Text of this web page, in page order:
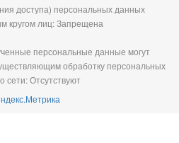
доступа) персональных данных
кругом лиц: Запрещена
персональные данные могут
обработку персональных
сети: Отсутствуют